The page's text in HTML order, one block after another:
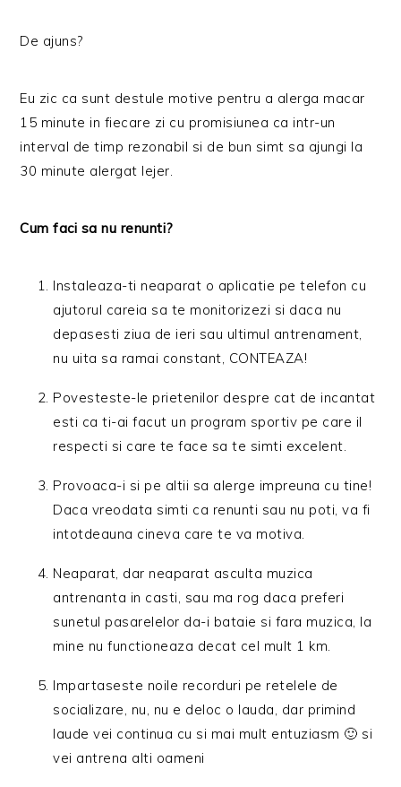
De ajuns?
Eu zic ca sunt destule motive pentru a alerga macar
15 minute in fiecare zi cu promisiunea ca intr-un
interval de timp rezonabil si de bun simt sa ajungi la
30 minute alergat lejer.
Cum faci sa nu renunti?
Instaleaza-ti neaparat o aplicatie pe telefon cu
ajutorul careia sa te monitorizezi si daca nu
depasesti ziua de ieri sau ultimul antrenament,
nu uita sa ramai constant, CONTEAZA!
Povesteste-le prietenilor despre cat de incantat
esti ca ti-ai facut un program sportiv pe care il
respecti si care te face sa te simti excelent.
Provoaca-i si pe altii sa alerge impreuna cu tine!
Daca vreodata simti ca renunti sau nu poti, va fi
intotdeauna cineva care te va motiva.
Neaparat, dar neaparat asculta muzica
antrenanta in casti, sau ma rog daca preferi
sunetul pasarelelor da-i bataie si fara muzica, la
mine nu functioneaza decat cel mult 1 km.
Impartaseste noile recorduri pe retelele de
socializare, nu, nu e deloc o lauda, dar primind
laude vei continua cu si mai mult entuziasm 🙂 si
vei antrena alti oameni